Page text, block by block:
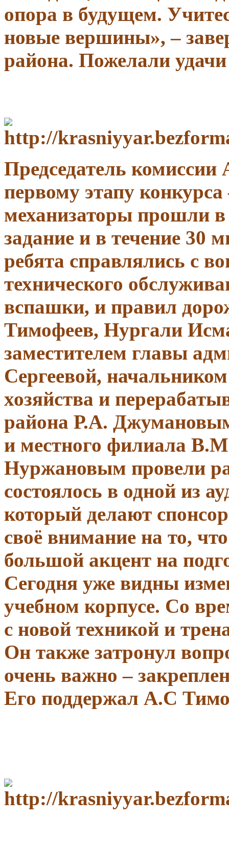
опора в будущем.
новые вершины», –
района. Пожелали
Председатель
первому этапу
механизаторы прошли
задание и в течение 30
ребята справлялись с
технического
вспашки, и правил
Тимофеев, Нургали
заместителем главы
Сергеевой,
хозяйства и
района Р.А.
и местного филиала
Нуржановым провели
состоялось в одной из
который делают
своё внимание на то,
большой акцент на
Сегодня уже видны
учебном корпусе. Со
с новой техникой и
Он также затронул
очень важно –
Его поддержал А.С